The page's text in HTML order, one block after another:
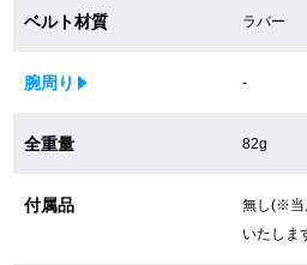
75%以上保証！中古商品高価買戻し
修理依頼をする
修理・メンテンナンスについて
ベルト材質 ラバー
腕周り -
全重量 82g
付属品
無し(※当
いたしま